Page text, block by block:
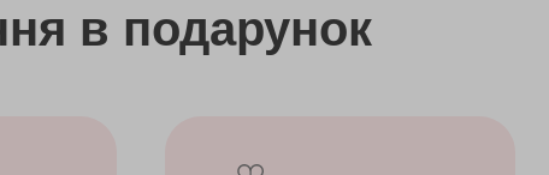
в подарунок